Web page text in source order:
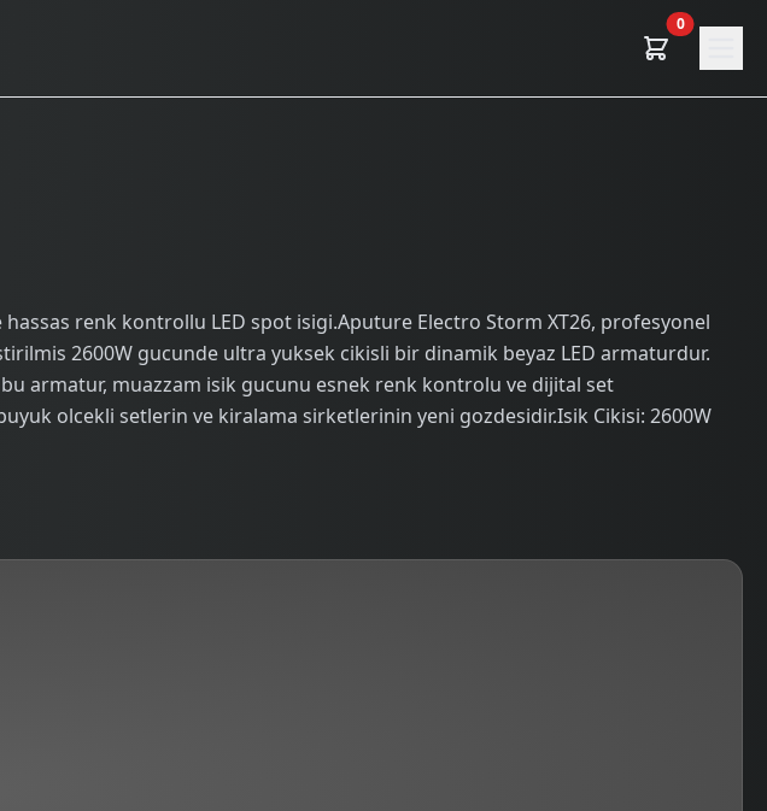
0
hassas renk kontrollu LED spot isigi.Aputure Electro Storm XT26, profesyonel
2600W gucunde ultra yuksek cikisli bir dinamik beyaz LED armaturdur.
armatur, muazzam isik gucunu esnek renk kontrolu ve dijital set
olcekli setlerin ve kiralama sirketlerinin yeni gozdesidir.Isik Cikisi: 2600W